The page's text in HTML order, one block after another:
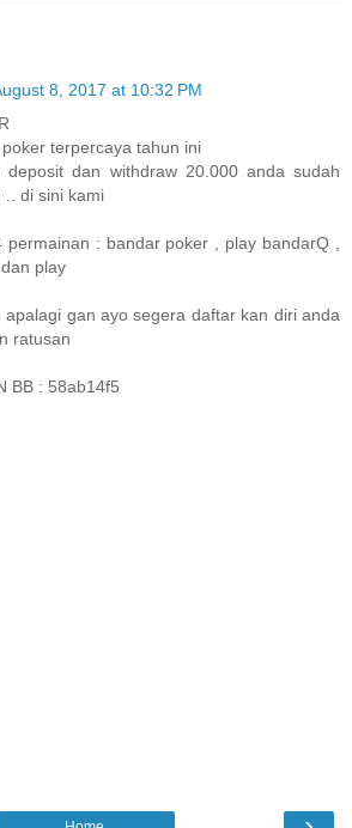
8, 2017 at 10:32 PM
terpercaya tahun ini
deposit dan withdraw 20.000 anda sudah
di sini kami
permainan : bandar poker , play bandarQ ,
play
apalagi gan ayo segera daftar kan diri anda
ratusan
BB : 58ab14f5